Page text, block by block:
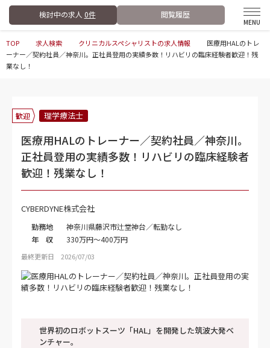
検討中の求人 0件 閲覧履歴
TOP 求人検索 クリニカルスペシャリストの求人情報
医療用HALのトレ
ーナー／契約社員／神奈川。正社員登用の実績多数！リハビリの臨床経験者歓迎！残
業なし！
歓迎 理学療法士
医療用HALのトレーナー／契約社員／神奈川。
正社員登用の実績多数！リハビリの臨床経験者
歓迎！残業なし！
CYBERDYNE株式会社
勤務地
神奈川県藤沢市辻堂神台／転勤なし
年 収
330万円～400万円
最終更新日 2026/07/03
世界初のロボットスーツ「HAL」を開発した筑波大発ベ
ンチャー。